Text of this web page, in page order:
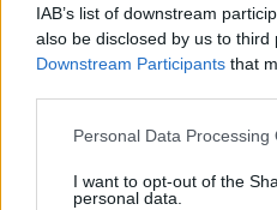
IAB’s list of downstream
also be disclosed by us to third
Downstream Participants that
Personal Data Processing
I want to opt-out of the
personal data.